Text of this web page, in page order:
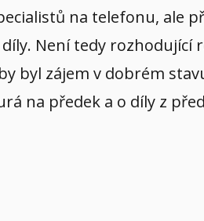
na telefonu, ale
Není tedy rozhodující
byl zájem v dobrém
na předek a o díly z